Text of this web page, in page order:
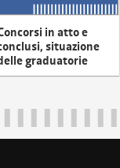
in atto e
situazione
graduatorie